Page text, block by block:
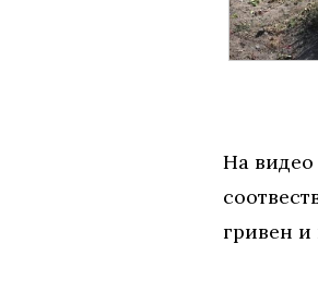
На видео
гривен и